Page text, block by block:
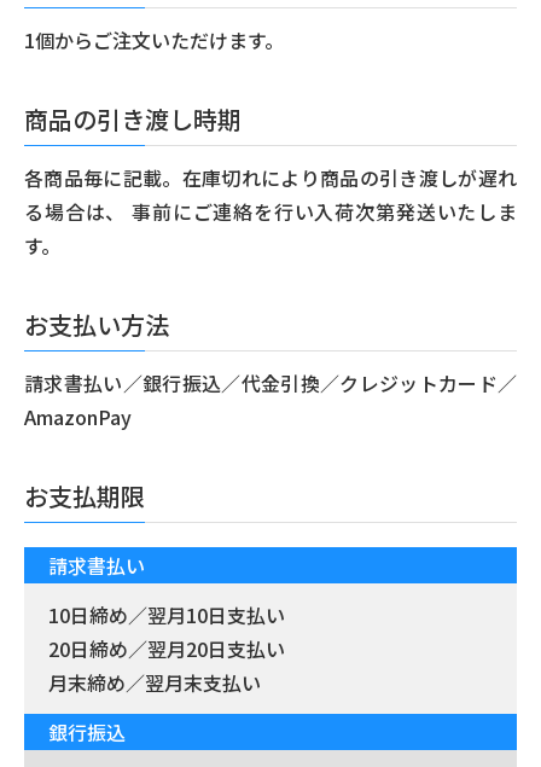
1個からご注文いただけます。
商品の引き渡し時期
各商品毎に記載。在庫切れにより商品の引き渡しが遅れ
る場合は、 事前にご連絡を行い入荷次第発送いたしま
す。
お支払い方法
請求書払い／銀行振込／代金引換／クレジットカード／
AmazonPay
お支払期限
請求書払い
10日締め／翌月10日支払い
20日締め／翌月20日支払い
月末締め／翌月末支払い
銀行振込